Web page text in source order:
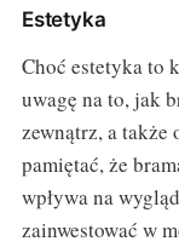
Estetyka
Choć estetyka to
uwagę na to, jak
zewnątrz, a także
pamiętać, że
wpływa na
zainwestować w